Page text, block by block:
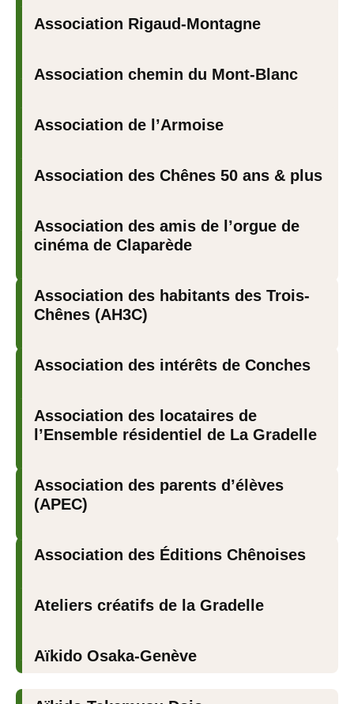
Aïkido Osaka-Genève
Association chemin du Mont-Blanc
Association de l’Armoise
Association des amis de l’orgue de
cinéma de Claparède
Association des Chênes 50 ans & plus
Association des Éditions Chênoises
Association des habitants des Trois-
Chênes (AH3C)
Association des intérêts de Conches
Association des locataires de
l’Ensemble résidentiel de La Gradelle
Association des parents d’élèves
(APEC)
Association Rigaud-Montagne
Ateliers créatifs de la Gradelle